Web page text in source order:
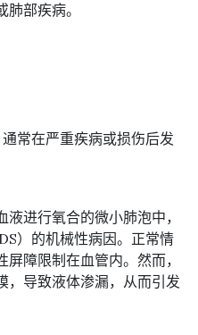
部疾病。
常在严重疾病或损伤后发
进行氧合的微小肺泡中，
）的机械性病因。正常情
障限制在血管内。然而，
，导致液体渗漏，从而引发